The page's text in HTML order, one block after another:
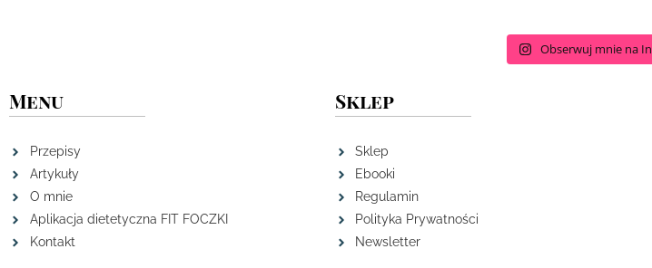
Obserwuj mnie na
Menu
Przepisy
Artykuły
O mnie
Aplikacja dietetyczna FIT FOCZKI
Kontakt
Sklep
Sklep
Ebooki
Regulamin
Polityka Prywatności
Newsletter